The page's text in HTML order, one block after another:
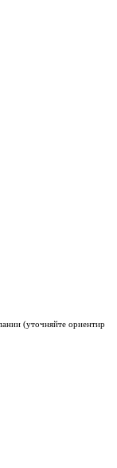
(уточняйте ориентир